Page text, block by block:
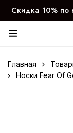
Скидка 10% по
Главная
Носки Fear Of